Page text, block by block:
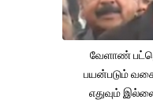
வேளாண்
பயன்படும்
எதுவும்